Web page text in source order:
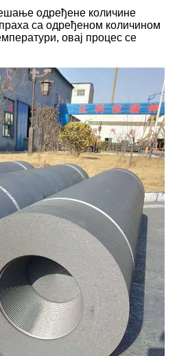
одређене количине
са одређеном количином
овај процес се